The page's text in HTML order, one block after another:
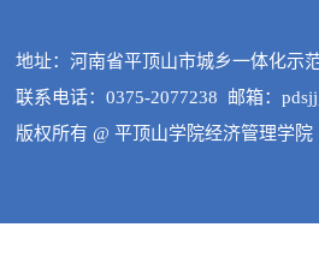
地址：河南省平顶山市城乡一体化示
联系电话：0375-2077238 邮箱：
版权所有 @ 平顶山学院经济管理学院